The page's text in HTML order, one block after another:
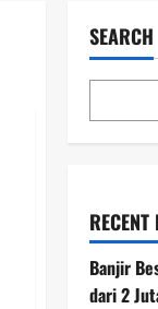
SEARCH
RECENT
Banjir
dari 2